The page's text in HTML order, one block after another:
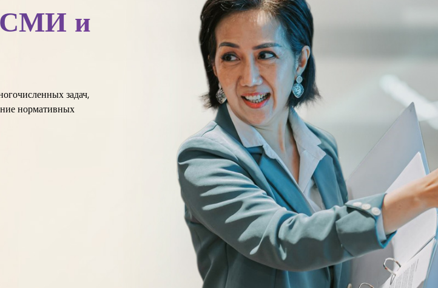
СМИ и
задач,
нормативных